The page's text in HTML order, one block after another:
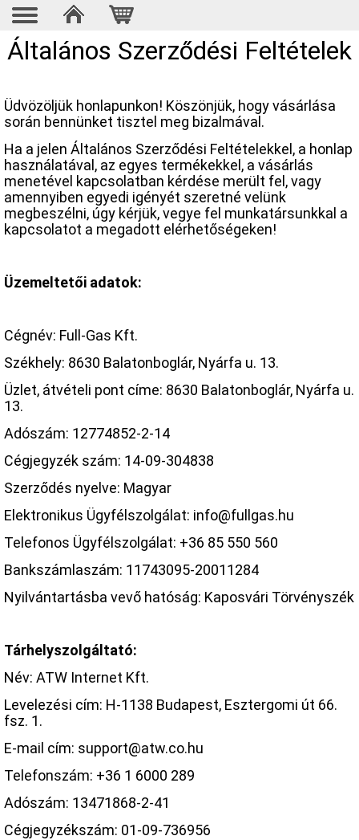
Általános Szerződési Feltételek
Üdvözöljük honlapunkon! Köszönjük, hogy vásárlása
során bennünket tisztel meg bizalmával.
Ha a jelen Általános Szerződési Feltételekkel, a honlap
használatával, az egyes termékekkel, a vásárlás
menetével kapcsolatban kérdése merült fel, vagy
amennyiben egyedi igényét szeretné velünk
megbeszélni, úgy kérjük, vegye fel munkatársunkkal a
kapcsolatot a megadott elérhetőségeken!
Üzemeltetői adatok:
Cégnév: Full-Gas Kft.
Székhely: 8630 Balatonboglár, Nyárfa u. 13.
Üzlet, átvételi pont címe: 8630 Balatonboglár, Nyárfa u.
13.
Adószám: 12774852-2-14
Cégjegyzék szám: 14-09-304838
Szerződés nyelve: Magyar
Elektronikus Ügyfélszolgálat: info@fullgas.hu
Telefonos Ügyfélszolgálat: +36 85 550 560
Bankszámlaszám: 11743095-20011284
Nyilvántartásba vevő hatóság: Kaposvári Törvényszék
Tárhelyszolgáltató:
Név: ATW Internet Kft.
Levelezési cím: H-1138 Budapest, Esztergomi út 66.
fsz. 1.
E-mail cím: support@atw.co.hu
Telefonszám: +36 1 6000 289
Adószám: 13471868-2-41
Cégjegyzékszám: 01-09-736956